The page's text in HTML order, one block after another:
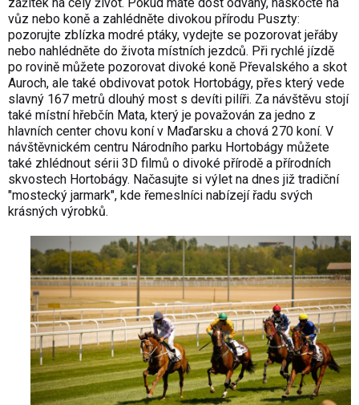
vůz nebo koně a zahlédněte divokou přírodu Puszty:
pozorujte zblízka modré ptáky, vydejte se pozorovat jeřáby
nebo nahlédněte do života místních jezdců. Při rychlé jízdě
po rovině můžete pozorovat divoké koně Převalského a skot
Auroch, ale také obdivovat potok Hortobágy, přes který vede
slavný 167 metrů dlouhý most s devíti pilíři. Za návštěvu stojí
také místní hřebčín Mata, který je považován za jedno z
hlavních center chovu koní v Maďarsku a chová 270 koní. V
návštěvnickém centru Národního parku Hortobágy můžete
také zhlédnout sérii 3D filmů o divoké přírodě a přírodních
skvostech Hortobágy. Načasujte si výlet na dnes již tradiční
"mostecký jarmark", kde řemeslníci nabízejí řadu svých
krásných výrobků.